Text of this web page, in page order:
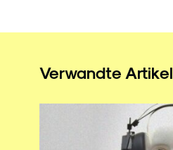
Verwandte Artikel